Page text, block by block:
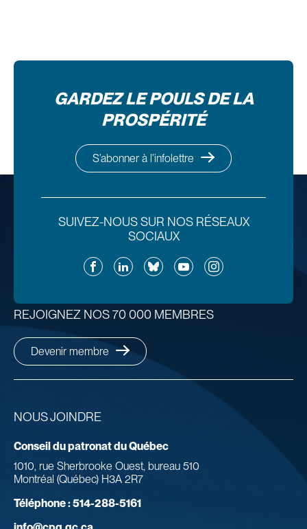
GARDEZ LE POULS DE LA
PROSPÉRITÉ
S’abonner à l’infolettre
SUIVEZ-NOUS SUR NOS RÉSEAUX
SOCIAUX
FacebookLinkedInBlueskyYouTubeInstagram
NOUS JOINDRE
Conseil du patronat du Québec
1010, rue Sherbrooke Ouest, bureau 510
Montréal (Québec) H3A 2R7
Téléphone :514-288-5161
REJOIGNEZ NOS 70 000 MEMBRES
Devenir membre